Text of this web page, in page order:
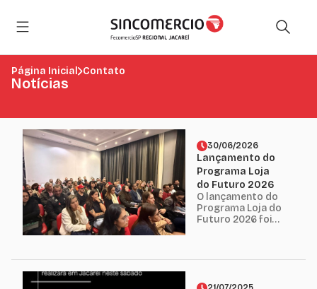
Página Inicial Contato
Notícias
30/06/2026
Lançamento do
Programa Loja
do Futuro 2026
O lançamento do
Programa Loja do
Futuro 2026 foi